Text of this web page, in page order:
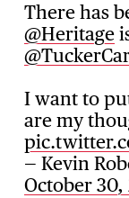
There has
@Heritage
I want to
are my
— Kevin
October 30,